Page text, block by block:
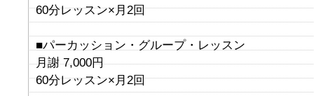
60分レッスン×月2回
■パーカッション・グループ・レッスン
月謝 7,000円
60分レッスン×月2回